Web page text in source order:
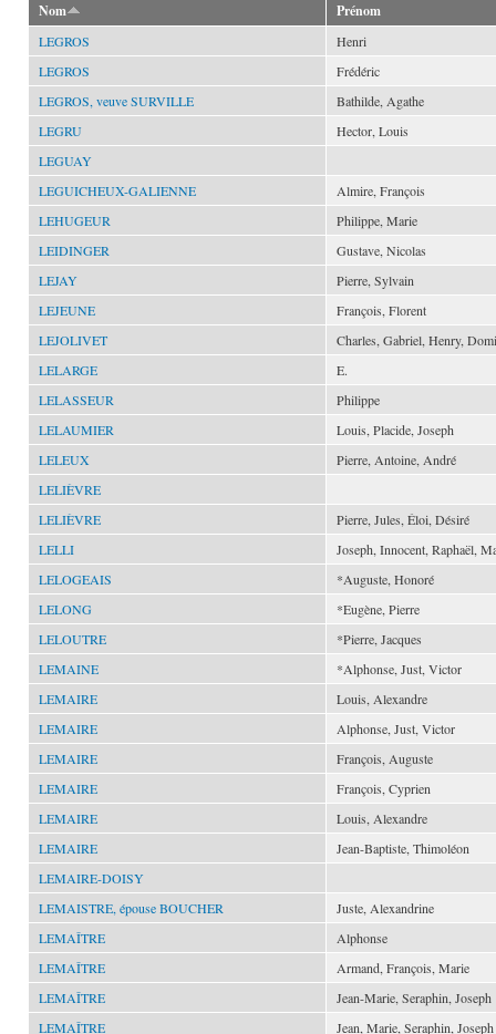
Nom Prénom
LEGROS
Henri
LEGROS
Frédéric
LEGROS, veuve SURVILLE
Bathilde, Agathe
LEGRU
Hector, Louis
LEGUAY
LEGUICHEUX-GALIENNE
Almire, François
LEHUGEUR
Philippe, Marie
LEIDINGER
Gustave, Nicolas
LEJAY
Pierre, Sylvain
LEJEUNE
François, Florent
LEJOLIVET
Charles, Gabriel, Henry,
LELARGE
E.
LELASSEUR
Philippe
LELAUMIER
Louis, Placide, Joseph
LELEUX
Pierre, Antoine, André
LELIÈVRE
LELIÈVRE
Pierre, Jules, Éloi, Désiré
LELLI
Joseph, Innocent, Raphaël,
LELOGEAIS
*Auguste, Honoré
LELONG
*Eugène, Pierre
LELOUTRE
*Pierre, Jacques
LEMAINE
*Alphonse, Just, Victor
LEMAIRE
Louis, Alexandre
LEMAIRE
Alphonse, Just, Victor
LEMAIRE
François, Auguste
LEMAIRE
François, Cyprien
LEMAIRE
Louis, Alexandre
LEMAIRE
Jean-Baptiste, Thimoléon
LEMAIRE-DOISY
LEMAISTRE, épouse BOUCHER
Juste, Alexandrine
LEMAÎTRE
Alphonse
LEMAÎTRE
Armand, François, Marie
LEMAÎTRE
Jean-Marie, Seraphin, Joseph
LEMAÎTRE
Jean, Marie, Seraphin, Joseph